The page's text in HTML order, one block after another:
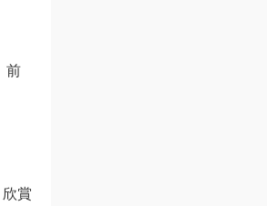
前
賞